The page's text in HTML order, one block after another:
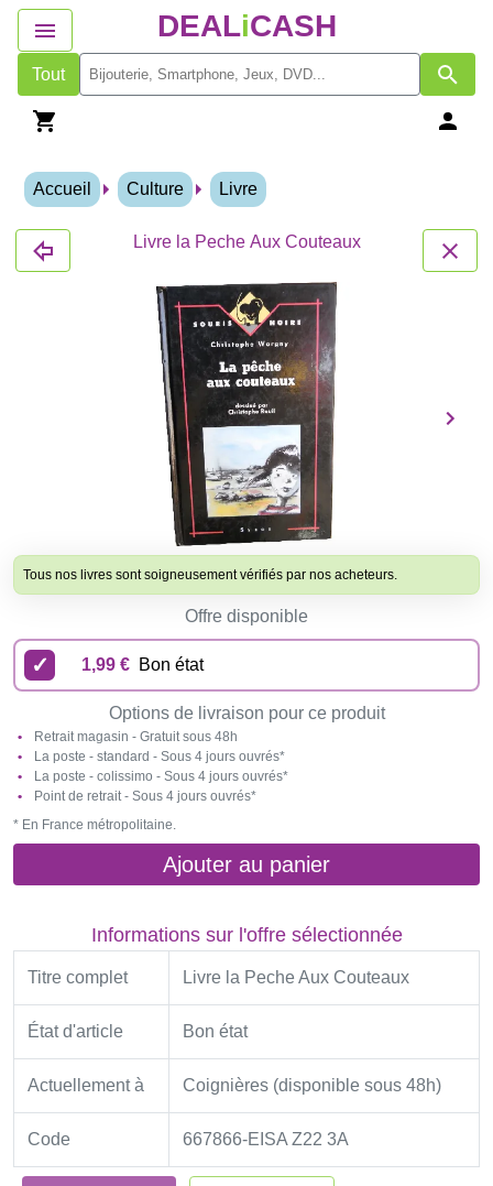
DEALiCASH
Tout
Accueil Culture Livre
Livre la Peche Aux Couteaux
Tous nos livres sont soigneusement vérifiés par nos acheteurs.
Offre disponible
1,99 € Bon état
Options de livraison pour ce produit
Retrait magasin - Gratuit sous 48h
La poste - standard - Sous 4 jours ouvrés*
La poste - colissimo - Sous 4 jours ouvrés*
Point de retrait - Sous 4 jours ouvrés*
* En France métropolitaine.
Ajouter au panier
Informations sur l'offre sélectionnée
Titre complet Livre la Peche Aux Couteaux
État d'article Bon état
Actuellement à Coignières (disponible sous 48h)
Code 667866-EISA Z22 3A